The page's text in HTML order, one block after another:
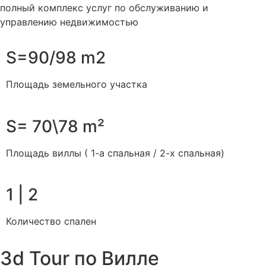
полный комплекс услуг по обслуживанию и
управлению недвижимостью
S=90/98 m2
Площадь земельного участка
S= 70\78 m²
Площадь виллы ( 1-а спальная / 2-х спальная)
1 | 2
Количество спален
3d Tour по Вилле